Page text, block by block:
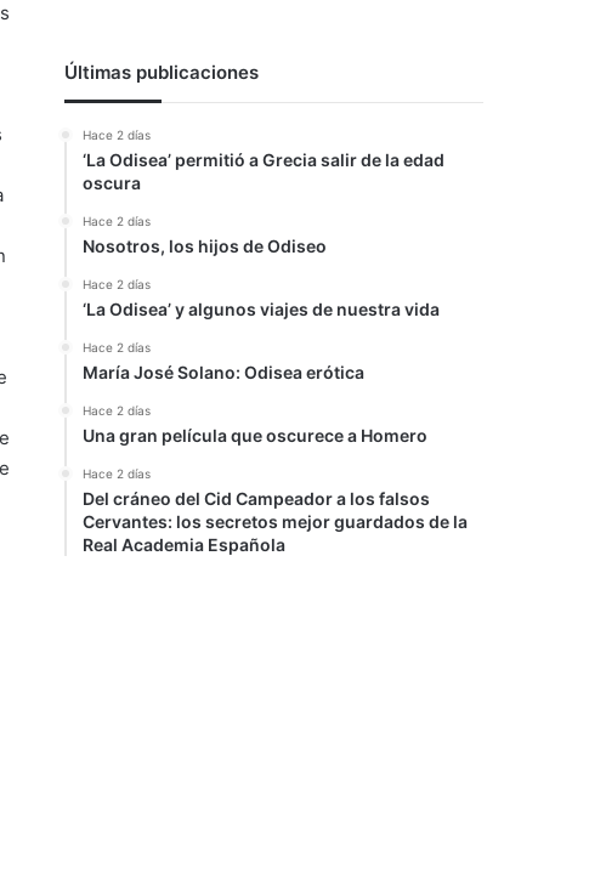
Últimas publicaciones
Hace 2 días
‘La Odisea’ permitió a Grecia salir de la edad
oscura
Hace 2 días
Nosotros, los hijos de Odiseo
Hace 2 días
‘La Odisea’ y algunos viajes de nuestra vida
Hace 2 días
María José Solano: Odisea erótica
Hace 2 días
Una gran película que oscurece a Homero
Hace 2 días
Del cráneo del Cid Campeador a los falsos
Cervantes: los secretos mejor guardados de la
Real Academia Española